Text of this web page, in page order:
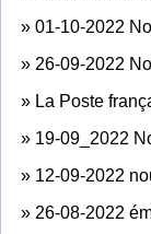
» 01-10-2022
» 26-09-2022
» La Poste
» 19-09_2022
» 12-09-2022
» 26-08-2022